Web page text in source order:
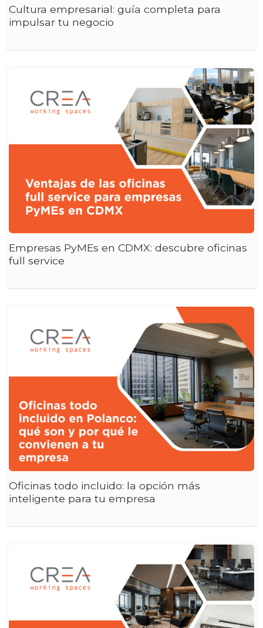
Cultura empresarial: guía completa para
impulsar tu negocio
Empresas PyMEs en CDMX: descubre oficinas
full service
Oficinas todo incluido: la opción más
inteligente para tu empresa